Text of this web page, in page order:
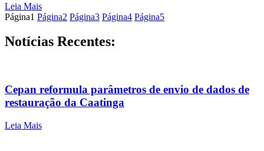
Leia Mais
Página1 Página2 Página3 Página4 Página5
Notícias Recentes:
Cepan reformula parâmetros de envio de dados de
restauração da Caatinga
Leia Mais